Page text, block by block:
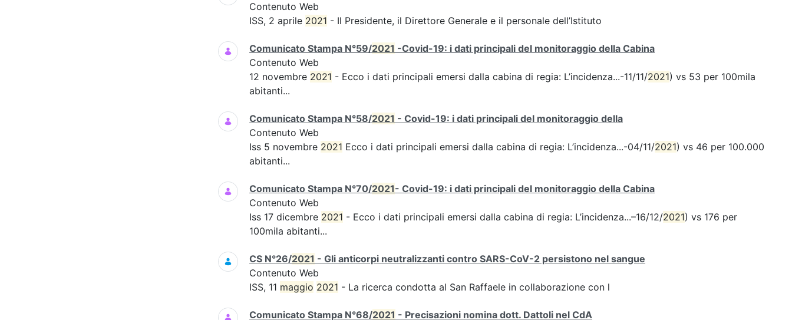
Contenuto Web
ISS, 2 aprile 2021 - Il Presidente, il Direttore Generale e il personale dell’Istituto
Comunicato Stampa N°59/2021 -Covid-19: i dati principali del monitoraggio della Cabina
Contenuto Web
12 novembre 2021 - Ecco i dati principali emersi dalla cabina di regia: L’incidenza...-11/11/2021) vs 53 per 100mila
abitanti...
Comunicato Stampa N°58/2021 - Covid-19: i dati principali del monitoraggio della
Contenuto Web
Iss 5 novembre 2021 Ecco i dati principali emersi dalla cabina di regia: L’incidenza...-04/11/2021) vs 46 per 100.000
abitanti...
Comunicato Stampa N°70/2021- Covid-19: i dati principali del monitoraggio della Cabina
Contenuto Web
Iss 17 dicembre 2021 - Ecco i dati principali emersi dalla cabina di regia: L’incidenza...–16/12/2021) vs 176 per
100mila abitanti...
CS N°26/2021 - Gli anticorpi neutralizzanti contro SARS-CoV-2 persistono nel sangue
Contenuto Web
ISS, 11 maggio 2021 - La ricerca condotta al San Raffaele in collaborazione con l
Comunicato Stampa N°68/2021 - Precisazioni nomina dott. Dattoli nel CdA